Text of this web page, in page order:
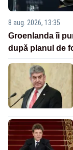
8 aug. 2026, 13:35
Groenlanda îi
după planul de